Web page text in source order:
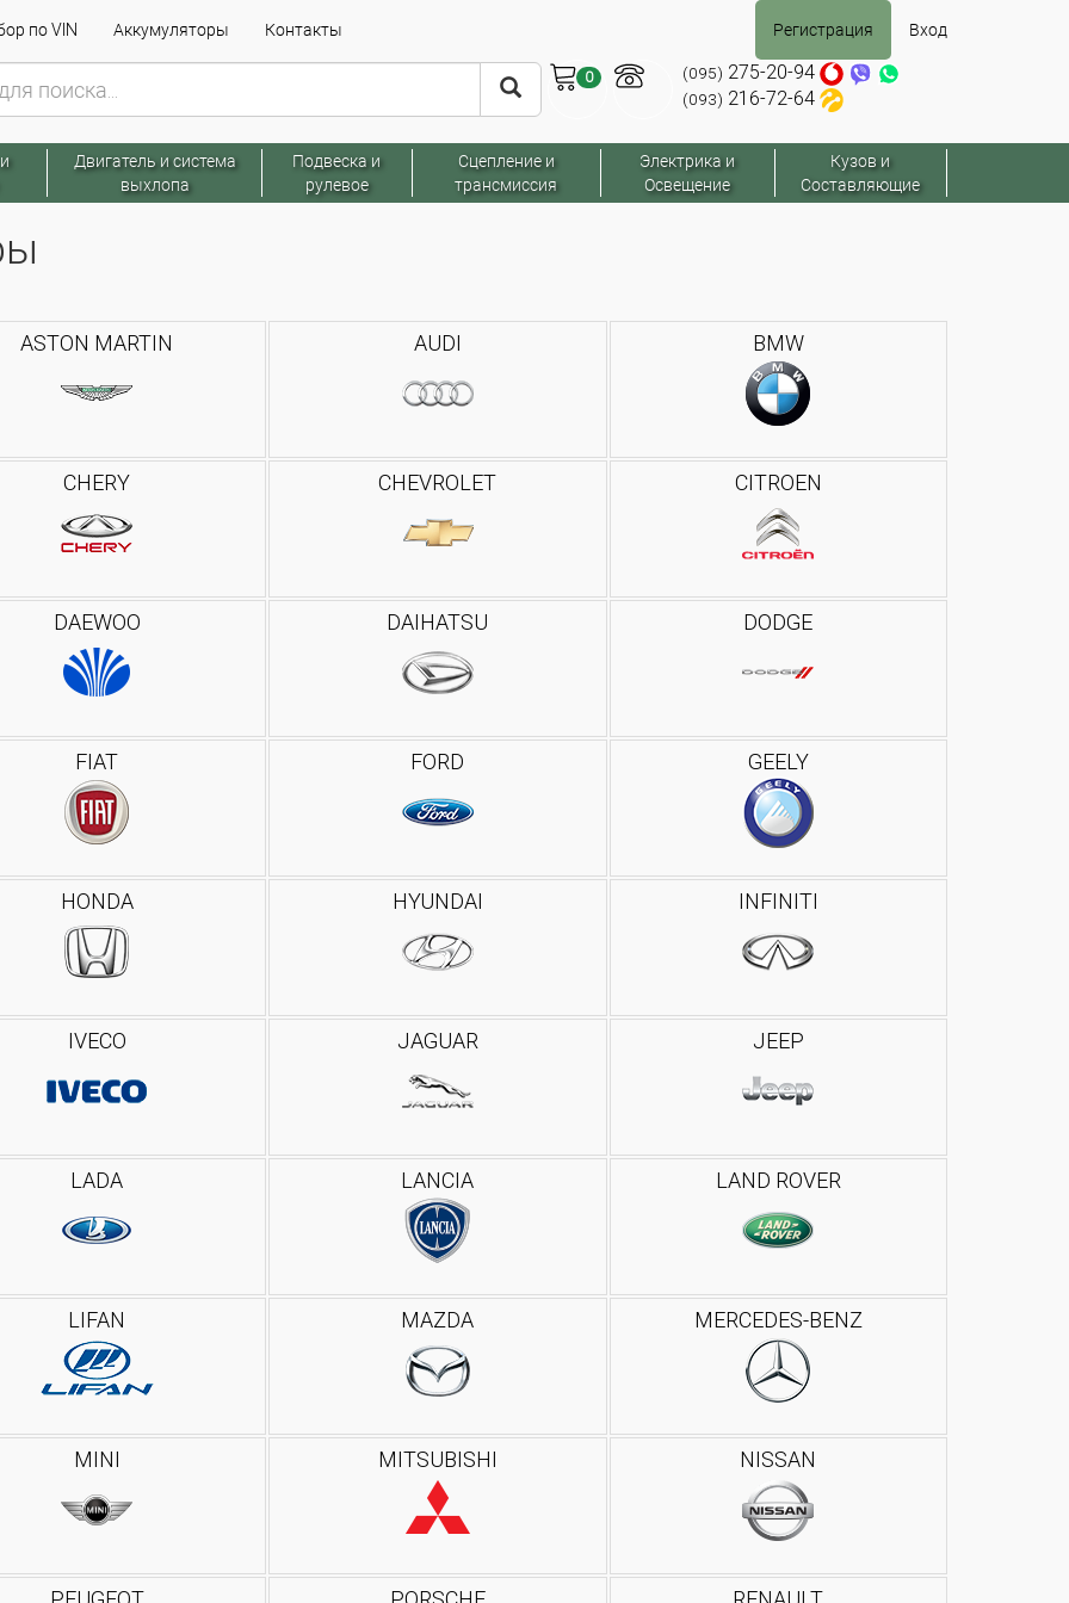
по VIN Аккумуляторы Контакты Регистрация Вход
0 (095) 275-20-94
(093) 216-72-64
Двигатель и система
выхлопа
Подвеска и
рулевое
Сцепление и
трансмиссия
Электрика и
Освещение
Кузов и
Составляющие
ASTON MARTIN AUDI BMW
CHERY CHEVROLET CITROEN
DAEWOO DAIHATSU DODGE
FIAT FORD GEELY
HONDA HYUNDAI INFINITI
IVECO JAGUAR JEEP
LADA LANCIA LAND ROVER
LIFAN MAZDA MERCEDES-BENZ
MINI MITSUBISHI NISSAN